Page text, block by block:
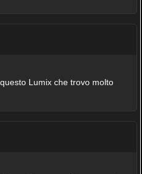
Lumix che trovo molto